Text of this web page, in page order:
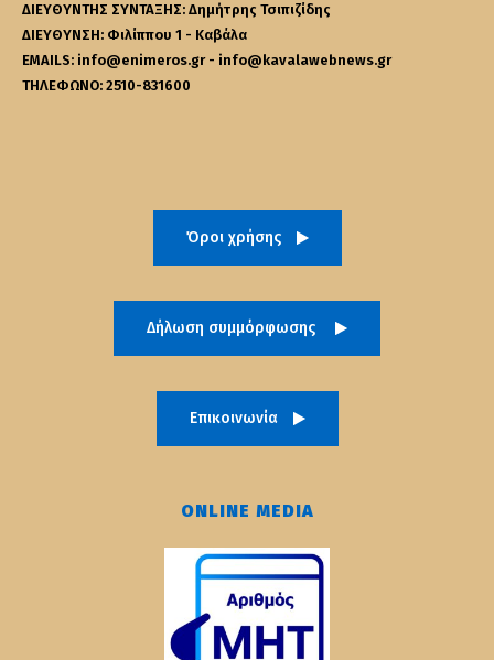
ΔΙΕΥΘΥΝΤΗΣ ΣΥΝΤΑΞΗΣ: Δημήτρης Τσιπιζίδης
ΔΙΕΥΘΥΝΣΗ: Φιλίππου 1 - Καβάλα
EMAILS: info@enimeros.gr - info@kavalawebnews.gr
ΤΗΛΕΦΩΝΟ: 2510-831600
Όροι χρήσης
Δήλωση συμμόρφωσης
Επικοινωνία
ONLINE MEDIA